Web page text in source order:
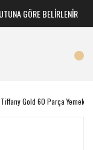
GÖRE BELİRLENİR
Gold 60 Parça Yemek